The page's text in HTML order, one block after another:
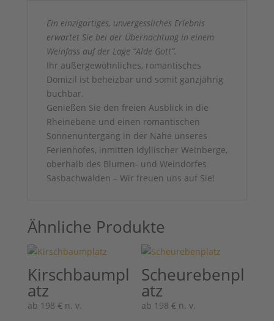
Ein einzigartiges, unvergessliches Erlebnis
erwartet Sie bei der Übernachtung in einem
Weinfass auf der Lage “Alde Gott”.
Ihr außergewöhnliches, romantisches
Domizil ist beheizbar und somit ganzjährig
buchbar.
Genießen Sie den freien Ausblick in die
Rheinebene und einen romantischen
Sonnenuntergang in der Nähe unseres
Ferienhofes, inmitten idyllischer Weinberge,
oberhalb des Blumen- und Weindorfes
Sasbachwalden – Wir freuen uns auf Sie!
Ähnliche Produkte
Kirschbaumpl
atz
ab 198 € n. v.
Scheurebenpl
atz
ab 198 € n. v.